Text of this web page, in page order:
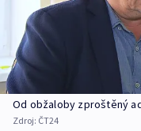
Od obžaloby zproštěný
Zdroj: ČT24